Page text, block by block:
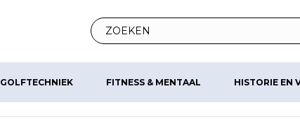
GOLFTECHNIEK FITNESS & MENTAAL HISTORIE EN